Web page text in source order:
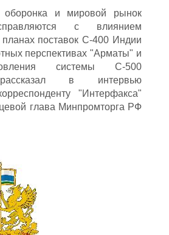
оборонка и мировой рынок
с влиянием
планах поставок С-400 Индии
перспективах "Арматы" и
системы С-500
в интервью
"Интерфакса"
глава Минпромторга РФ